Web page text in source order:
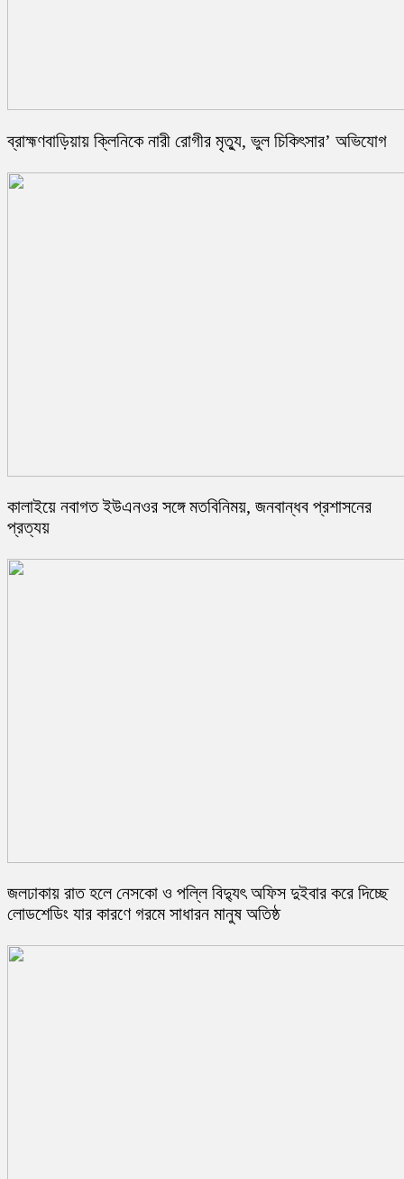
ব্রাহ্মণবাড়িয়ায় ক্লিনিকে নারী রোগীর মৃত্যু, ভুল চিকিৎসার’ অভিযোগ
কালাইয়ে নবাগত ইউএনওর সঙ্গে মতবিনিময়, জনবান্ধব প্রশাসনের
প্রত্যয়
জলঢাকায় রাত হলে নেসকো ও পল্লি বিদ্যুৎ অফিস দুইবার করে দিচ্ছে
লোডশেডিং যার কারণে গরমে সাধারন মানুষ অতিষ্ঠ